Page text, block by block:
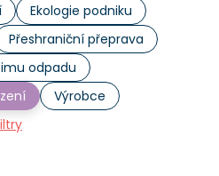
Ekologie podniku
Přeshraniční přeprava
odpadu
Výrobce